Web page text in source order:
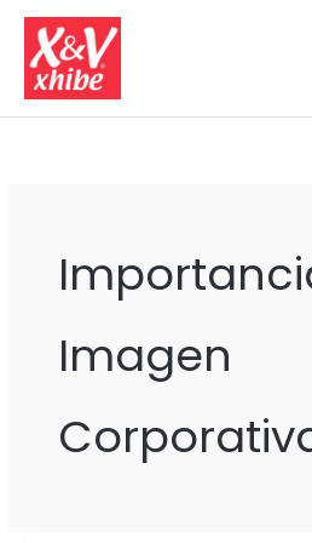
contenido
Imagen